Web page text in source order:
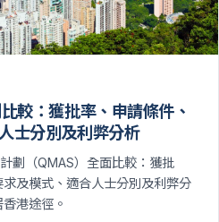
較：獲批率、申請條件、
士分別及利弊分析
劃（QMAS）全面比較：獲批
及模式、適合人士分別及利弊分
港途徑。